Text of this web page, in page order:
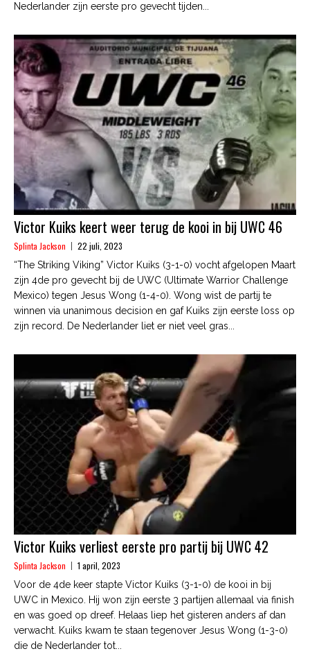
Nederlander zijn eerste pro gevecht tijden...
Victor Kuiks keert weer terug de kooi in bij UWC 46
Splinta Jackson 22 juli, 2023
“The Striking Viking” Victor Kuiks (3-1-0) vocht afgelopen Maart
zijn 4de pro gevecht bij de UWC (Ultimate Warrior Challenge
Mexico) tegen Jesus Wong (1-4-0). Wong wist de partij te
winnen via unanimous decision en gaf Kuiks zijn eerste loss op
zijn record. De Nederlander liet er niet veel gras...
Victor Kuiks verliest eerste pro partij bij UWC 42
Splinta Jackson 1 april, 2023
Voor de 4de keer stapte Victor Kuiks (3-1-0) de kooi in bij
UWC in Mexico. Hij won zijn eerste 3 partijen allemaal via finish
en was goed op dreef. Helaas liep het gisteren anders af dan
verwacht. Kuiks kwam te staan tegenover Jesus Wong (1-3-0)
die de Nederlander tot...